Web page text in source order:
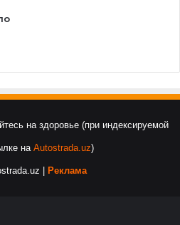
на здоровье (при индексируемой
на Autostrada.uz)
| Реклама